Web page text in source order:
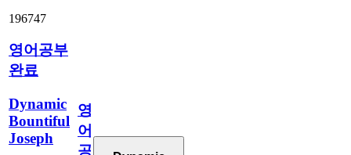
196747
영어공부
완료
Dynamic
Bountiful
Joseph
영
어
공